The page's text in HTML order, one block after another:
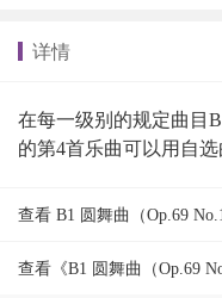
详情
在每一级别的规定曲目
的第4首乐曲可以用自选
查看 B1 圆舞曲（Op.69
查看《B1 圆舞曲（Op.69